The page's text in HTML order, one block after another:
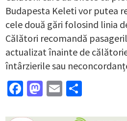
Budapesta Keleti vor putea
cele două gări folosind linia
Călători recomandă
actualizat înainte de
întârzierile sau
Facebook
Mastodon
Email